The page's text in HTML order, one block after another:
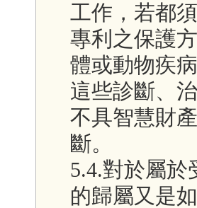
工作，若都
專利之保護
體或動物疾
這些診斷、
不具智慧財
斷。
5.4.對於屬
的歸屬又是